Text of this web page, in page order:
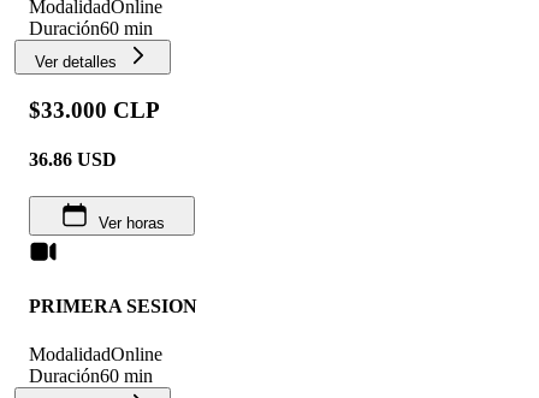
ModalidadOnline
Duración60 min
Ver detalles
$33.000 CLP
36.86 USD
Ver horas
PRIMERA SESION
ModalidadOnline
Duración60 min